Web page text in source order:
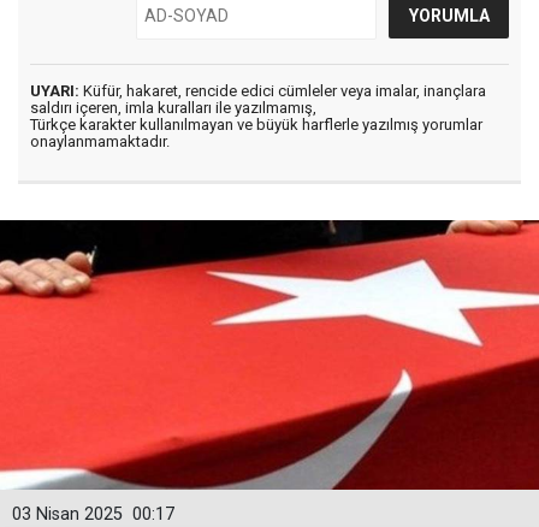
UYARI: Küfür, hakaret, rencide edici cümleler veya imalar, inançlara
saldırı içeren, imla kuralları ile yazılmamış,
Türkçe karakter kullanılmayan ve büyük harflerle yazılmış yorumlar
onaylanmamaktadır.
00:17
03 Nisan 2025